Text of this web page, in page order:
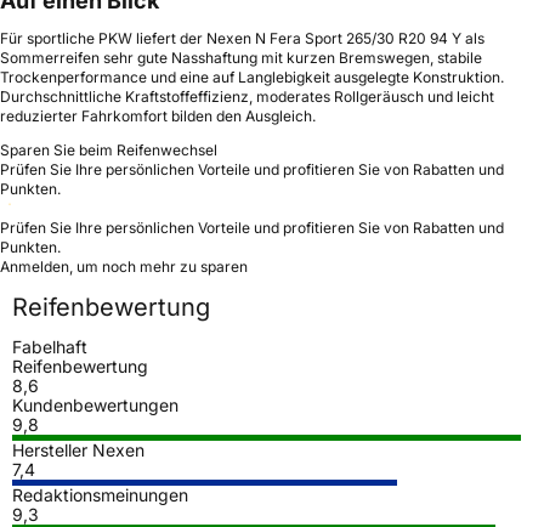
Für sportliche PKW liefert der Nexen N Fera Sport 265/30 R20 94 Y als
Sommerreifen sehr gute Nasshaftung mit kurzen Bremswegen, stabile
Trockenperformance und eine auf Langlebigkeit ausgelegte Konstruktion.
Durchschnittliche Kraftstoffeffizienz, moderates Rollgeräusch und leicht
reduzierter Fahrkomfort bilden den Ausgleich.
Sparen Sie beim Reifenwechsel
Prüfen Sie Ihre persönlichen Vorteile und profitieren Sie von Rabatten und
Punkten.
Prüfen Sie Ihre persönlichen Vorteile und profitieren Sie von Rabatten und
Punkten.
Anmelden, um noch mehr zu sparen
Reifenbewertung
Fabelhaft
Reifenbewertung
8,6
Kundenbewertungen
9,8
Hersteller Nexen
7,4
Redaktionsmeinungen
9,3